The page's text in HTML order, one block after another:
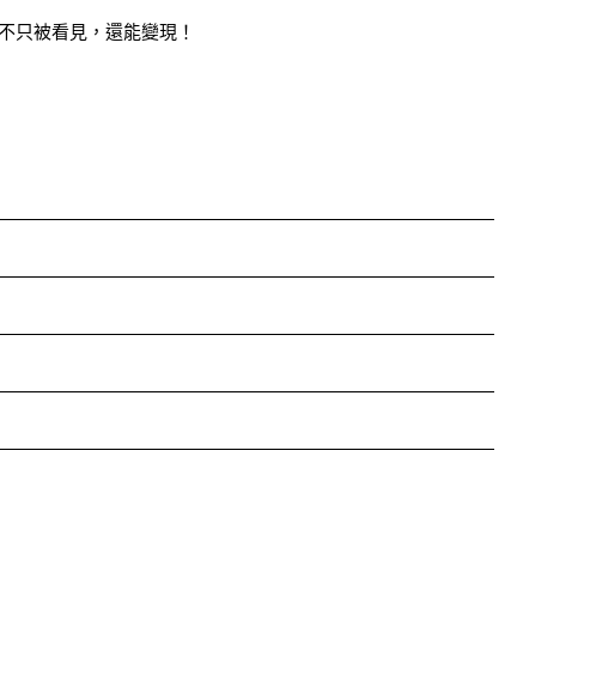
只被看見，還能變現！